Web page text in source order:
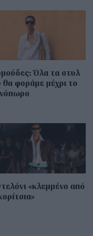
Όλα τα στυλ
θα φοράμε μέχρι το
«κλεμμένο από